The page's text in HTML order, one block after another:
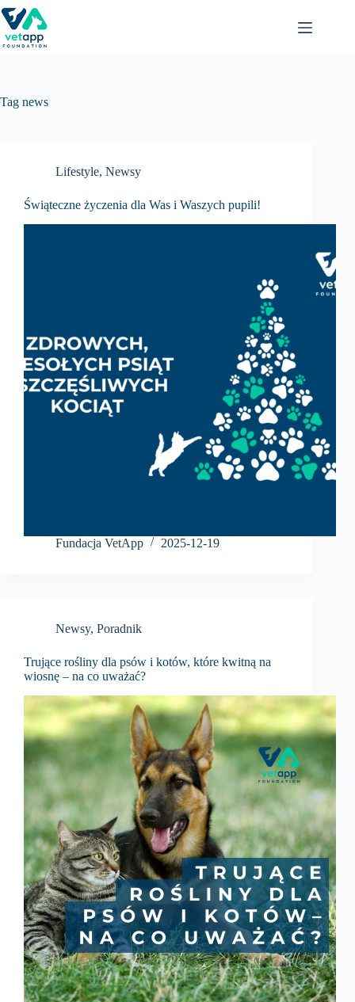
Przejdź
do
treści
Tag news
Lifestyle, Newsy
Świąteczne życzenia dla Was i Waszych pupili!
Fundacja VetApp 2025-12-19
Newsy, Poradnik
Trujące rośliny dla psów i kotów, które kwitną na
wiosnę – na co uważać?